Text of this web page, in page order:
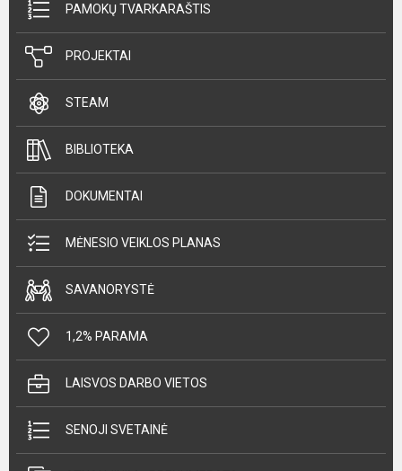
PAMOKŲ TVARKARAŠTIS
PROJEKTAI
STEAM
BIBLIOTEKA
DOKUMENTAI
MĖNESIO VEIKLOS PLANAS
SAVANORYSTĖ
1,2% PARAMA
LAISVOS DARBO VIETOS
SENOJI SVETAINĖ